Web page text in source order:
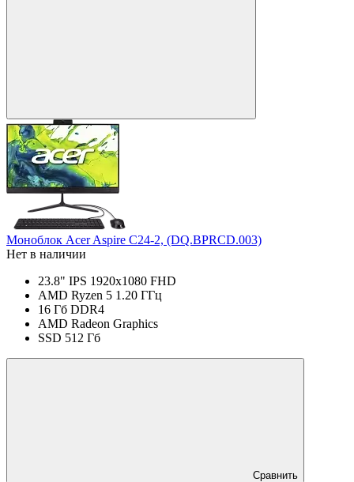
Моноблок Acer Aspire C24-2, (DQ.BPRCD.003)
Нет в наличии
23.8" IPS 1920x1080 FHD
AMD Ryzen 5 1.20 ГГц
16 Гб DDR4
AMD Radeon Graphics
SSD 512 Гб
Сравнить